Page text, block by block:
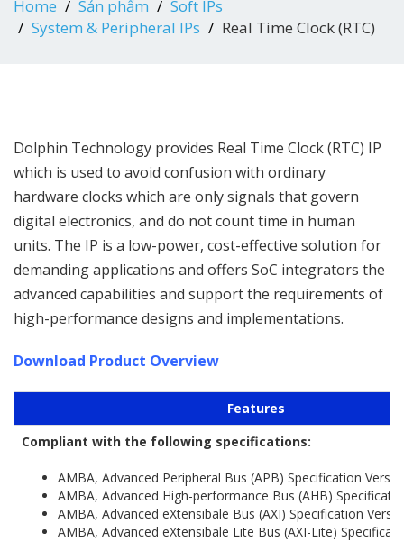
Home Sản phẩm
Soft IPs
System & Peripheral IPs
Real Time Clock (RTC)
Dolphin Technology provides Real Time Clock (RTC) IP
which is used to avoid confusion with ordinary
hardware clocks which are only signals that govern
digital electronics, and do not count time in human
units. The IP is a low-power, cost-effective solution for
demanding applications and offers SoC integrators the
advanced capabilities and support the requirements of
high-performance designs and implementations.
Download Product Overview
Features
Compliant with the following specifications:
AMBA, Advanced Peripheral Bus (APB) Specification
AMBA, Advanced High-performance Bus (AHB)
AMBA, Advanced eXtensibale Bus (AXI) Specification
AMBA, Advanced eXtensibale Lite Bus (AXI-Lite)